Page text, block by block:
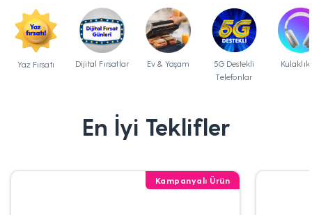
Yaz Fırsatı Dijital Fırsatlar Ev & Yaşam
5G Destekli
Telefonlar
En İyi Teklifler
Kampanyalı Ürün